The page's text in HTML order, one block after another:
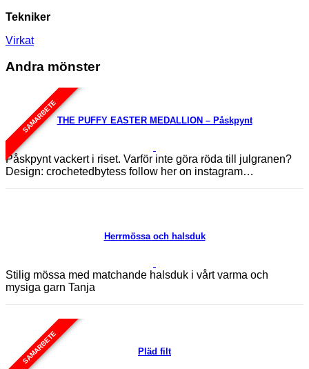
Tekniker
Virkat
Andra mönster
SAMARBETETHE PUFFY EASTER MEDALLION – Påskpynt
Påskpynt vackert i riset. Varför inte göra röda till julgranen?
Design: crochetedbytess follow her on instagram…
Herrmössa och halsduk
Stilig mössa med matchande halsduk i vårt varma och
mysiga garn Tanja
SAMARBETE Pläd filt